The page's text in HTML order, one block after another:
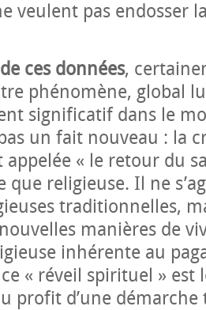
veulent pas endosser
données,
phénomène, global
significatif dans le
un fait nouveau : la
appelée « le retour du
que religieuse. Il ne
traditionnelles,
manières de
inhérente au
« réveil spirituel » est
profit d’une